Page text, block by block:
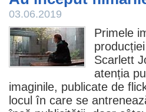
03.06.2019
Primele
Scarlett
atenția
imaginile, publicate de
locul în care se